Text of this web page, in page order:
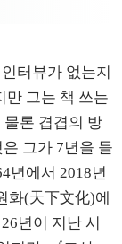
터뷰가 없는지
만 그는 책 쓰는
물론 겹겹의 방
그가 7년을 들
년에서 2018년
화(天下文化)에
년이 지난 시